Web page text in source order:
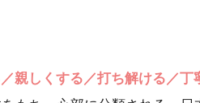
親しくする／打ち解ける／丁